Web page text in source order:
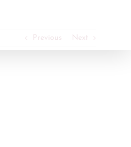
Previous Next